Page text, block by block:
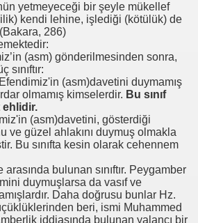
yetmeyeceği bir şeyle mükellef
kendi lehine, işlediği (kötülük) de
(Bakara, 286)
(asm) gönderilmesinden sonra,
sınıftır:
(asm)davetini duymamış
olmamış kimselerdir. Bu sınıf
ehlidir.
(asm)davetini, gösterdiği
ve güzel ahlakını duymuş olmakla
Bu sınıfta kesin olarak cehennem
arasında bulunan sınıftır. Peygamber
duymuşlarsa da vasıf ve
Daha doğrusu bunlar Hz.
beri, ismi Muhammed
iddiasında bulunan yalancı bir